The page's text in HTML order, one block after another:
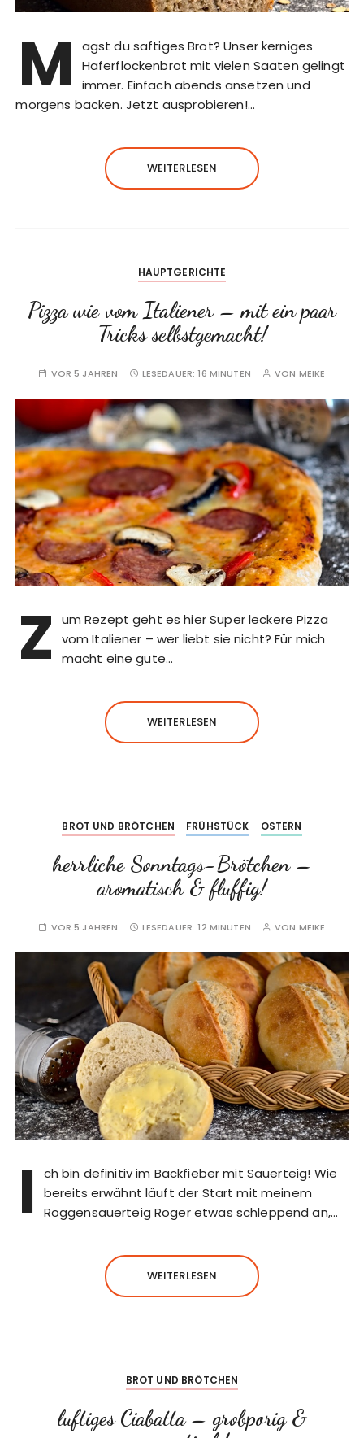
M
agst du saftiges Brot? Unser kerniges
Haferflockenbrot mit vielen Saaten gelingt
immer. Einfach abends ansetzen und
morgens backen. Jetzt ausprobieren!…
WEITERLESEN
HAUPTGERICHTE
Pizza wie vom Italiener – mit ein paar
Tricks selbstgemacht!
VOR 5 JAHREN LESEDAUER:16 MINUTEN VON MEIKE
Z
um Rezept geht es hier Super leckere Pizza
vom Italiener – wer liebt sie nicht? Für mich
macht eine gute…
WEITERLESEN
BROT UND BRÖTCHEN FRÜHSTÜCK OSTERN
herrliche Sonntags-Brötchen –
aromatisch & fluffig!
VOR 5 JAHREN LESEDAUER:12 MINUTEN VON MEIKE
I
ch bin definitiv im Backfieber mit Sauerteig! Wie
bereits erwähnt läuft der Start mit meinem
Roggensauerteig Roger etwas schleppend an,…
WEITERLESEN
BROT UND BRÖTCHEN
luftiges Ciabatta – grobporig &